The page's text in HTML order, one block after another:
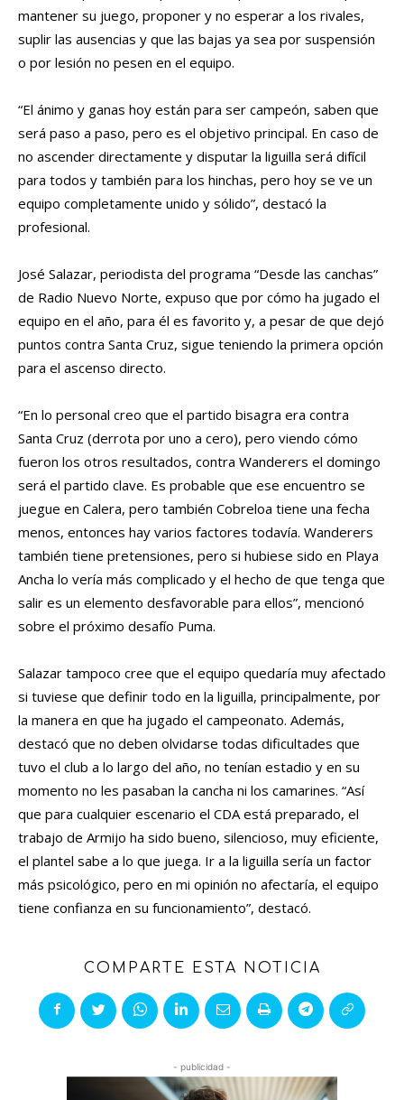
mantener su juego, proponer y no esperar a los rivales,
suplir las ausencias y que las bajas ya sea por suspensión
o por lesión no pesen en el equipo.
“El ánimo y ganas hoy están para ser campeón, saben que
será paso a paso, pero es el objetivo principal. En caso de
no ascender directamente y disputar la liguilla será difícil
para todos y también para los hinchas, pero hoy se ve un
equipo completamente unido y sólido”, destacó la
profesional.
José Salazar, periodista del programa “Desde las canchas”
de Radio Nuevo Norte, expuso que por cómo ha jugado el
equipo en el año, para él es favorito y, a pesar de que dejó
puntos contra Santa Cruz, sigue teniendo la primera opción
para el ascenso directo.
“En lo personal creo que el partido bisagra era contra
Santa Cruz (derrota por uno a cero), pero viendo cómo
fueron los otros resultados, contra Wanderers el domingo
será el partido clave. Es probable que ese encuentro se
juegue en Calera, pero también Cobreloa tiene una fecha
menos, entonces hay varios factores todavía. Wanderers
también tiene pretensiones, pero si hubiese sido en Playa
Ancha lo vería más complicado y el hecho de que tenga que
salir es un elemento desfavorable para ellos”, mencionó
sobre el próximo desafío Puma.
Salazar tampoco cree que el equipo quedaría muy afectado
si tuviese que definir todo en la liguilla, principalmente, por
la manera en que ha jugado el campeonato. Además,
destacó que no deben olvidarse todas dificultades que
tuvo el club a lo largo del año, no tenían estadio y en su
momento no les pasaban la cancha ni los camarines. “Así
que para cualquier escenario el CDA está preparado, el
trabajo de Armijo ha sido bueno, silencioso, muy eficiente,
el plantel sabe a lo que juega. Ir a la liguilla sería un factor
más psicológico, pero en mi opinión no afectaría, el equipo
tiene confianza en su funcionamiento”, destacó.
COMPARTE ESTA NOTICIA
- publicidad -